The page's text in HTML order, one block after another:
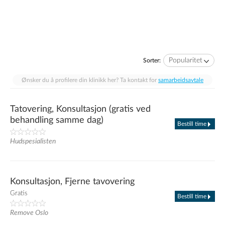
Sorter: Popularitet
Ønsker du å profilere din klinikk her? Ta kontakt for samarbeidsavtale
Tatovering, Konsultasjon (gratis ved
behandling samme dag)
Hudspesialisten
Bestill time
Konsultasjon, Fjerne tavovering
Gratis
Remove Oslo
Bestill time